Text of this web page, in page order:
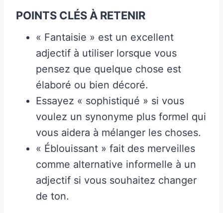
POINTS CLÉS À RETENIR
« Fantaisie » est un excellent
adjectif à utiliser lorsque vous
pensez que quelque chose est
élaboré ou bien décoré.
Essayez « sophistiqué » si vous
voulez un synonyme plus formel qui
vous aidera à mélanger les choses.
« Éblouissant » fait des merveilles
comme alternative informelle à un
adjectif si vous souhaitez changer
de ton.